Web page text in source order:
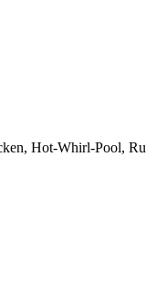
Hot-Whirl-Pool,